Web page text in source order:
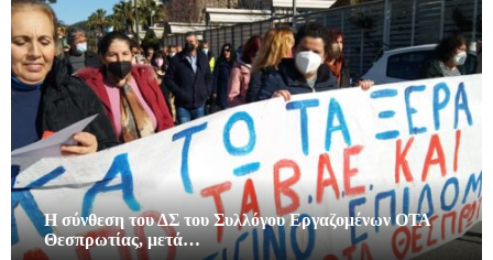
Η σύνθεση του ΔΣ του Συλλόγου Εργαζομένων ΟΤΑ
Θεσπρωτίας, μετά…